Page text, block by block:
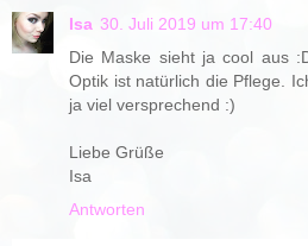
Isa 30. Juli 2019 um 17:40
Die Maske sieht ja cool aus
Optik ist natürlich die Pflege.
ja viel versprechend :)
Liebe Grüße
Isa
Antworten